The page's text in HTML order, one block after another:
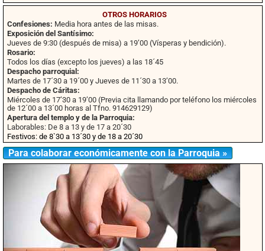
OTROS HORARIOS
Confesiones: Media hora antes de las misas.
Exposición del Santísimo:
Jueves de 9:30 (después de misa) a 19’00 (Vísperas y bendición).
Rosario:
Todos los días (excepto los jueves) a las 18´45
Despacho parroquial:
Martes de 17´30 a 19´00 y Jueves de 11´30 a 13’00.
Despacho de Cáritas:
Miércoles de 17’30 a 19’00 (Previa cita llamando por teléfono los miércoles
de 12´00 a 13´00 horas al Tfno. 914629129)
Apertura del templo y de la Parroquia:
Laborables: De 8 a 13 y de 17 a 20´30
Festivos: de 8`30 a 13´30 y de 18 a 20´30
Para colaborar económicamente con la Parroquia »